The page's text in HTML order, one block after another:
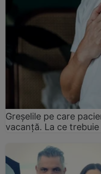
Greșelile pe care
vacanță. La ce